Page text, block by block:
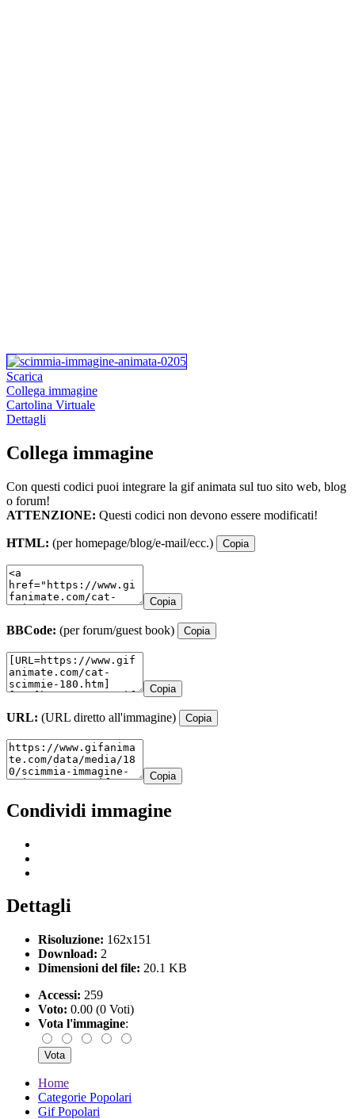
Scarica
Collega immagine
Cartolina Virtuale
Dettagli
Collega immagine
Con questi codici puoi integrare la gif animata sul tuo sito web, blog
o forum!
ATTENZIONE: Questi codici non devono essere modificati!
HTML: (per homepage/blog/e-mail/ecc.) Copia
Copia
BBCode: (per forum/guest book) Copia
Copia
URL: (URL diretto all'immagine) Copia
Copia
Condividi immagine
Dettagli
Risoluzione: 162x151
Download: 2
Dimensioni del file: 20.1 KB
Accessi: 259
Voto: 0.00 (0 Voti)
Vota l'immagine:
Home
Categorie Popolari
Gif Popolari